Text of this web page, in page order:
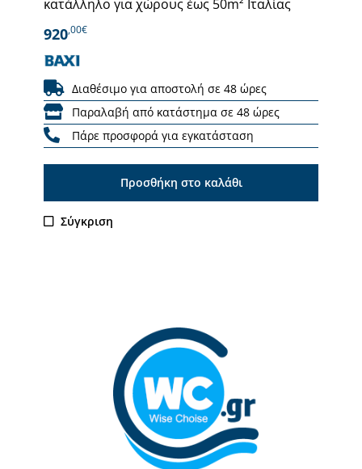
κατάλληλο για χώρους έως 50m² Ιταλίας
920,00€
Διαθέσιμο για αποστολή σε 48 ώρες
Παραλαβή από κατάστημα σε 48 ώρες
Πάρε προσφορά για εγκατάσταση
Προσθήκη στο καλάθι
Σύγκριση